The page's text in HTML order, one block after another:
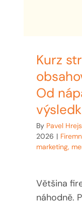
Kurz
Od
By Pavel
2026 |
marketing,
Většina
náhodně.